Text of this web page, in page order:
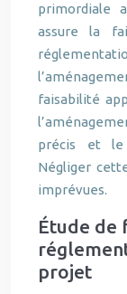
primordiale
assure la
faisabilité
précis et le
Négliger
imprévues.
Étude de
projet